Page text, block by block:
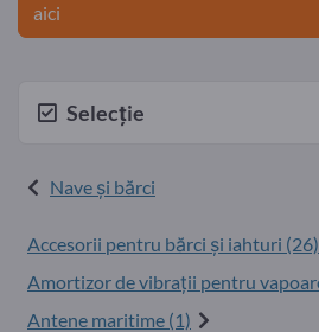
aici
Selecție
Nave şi bărci
Accesorii pentru bărci și iahturi (26)
Amortizor de vibraţii pentru
Antene maritime (1)